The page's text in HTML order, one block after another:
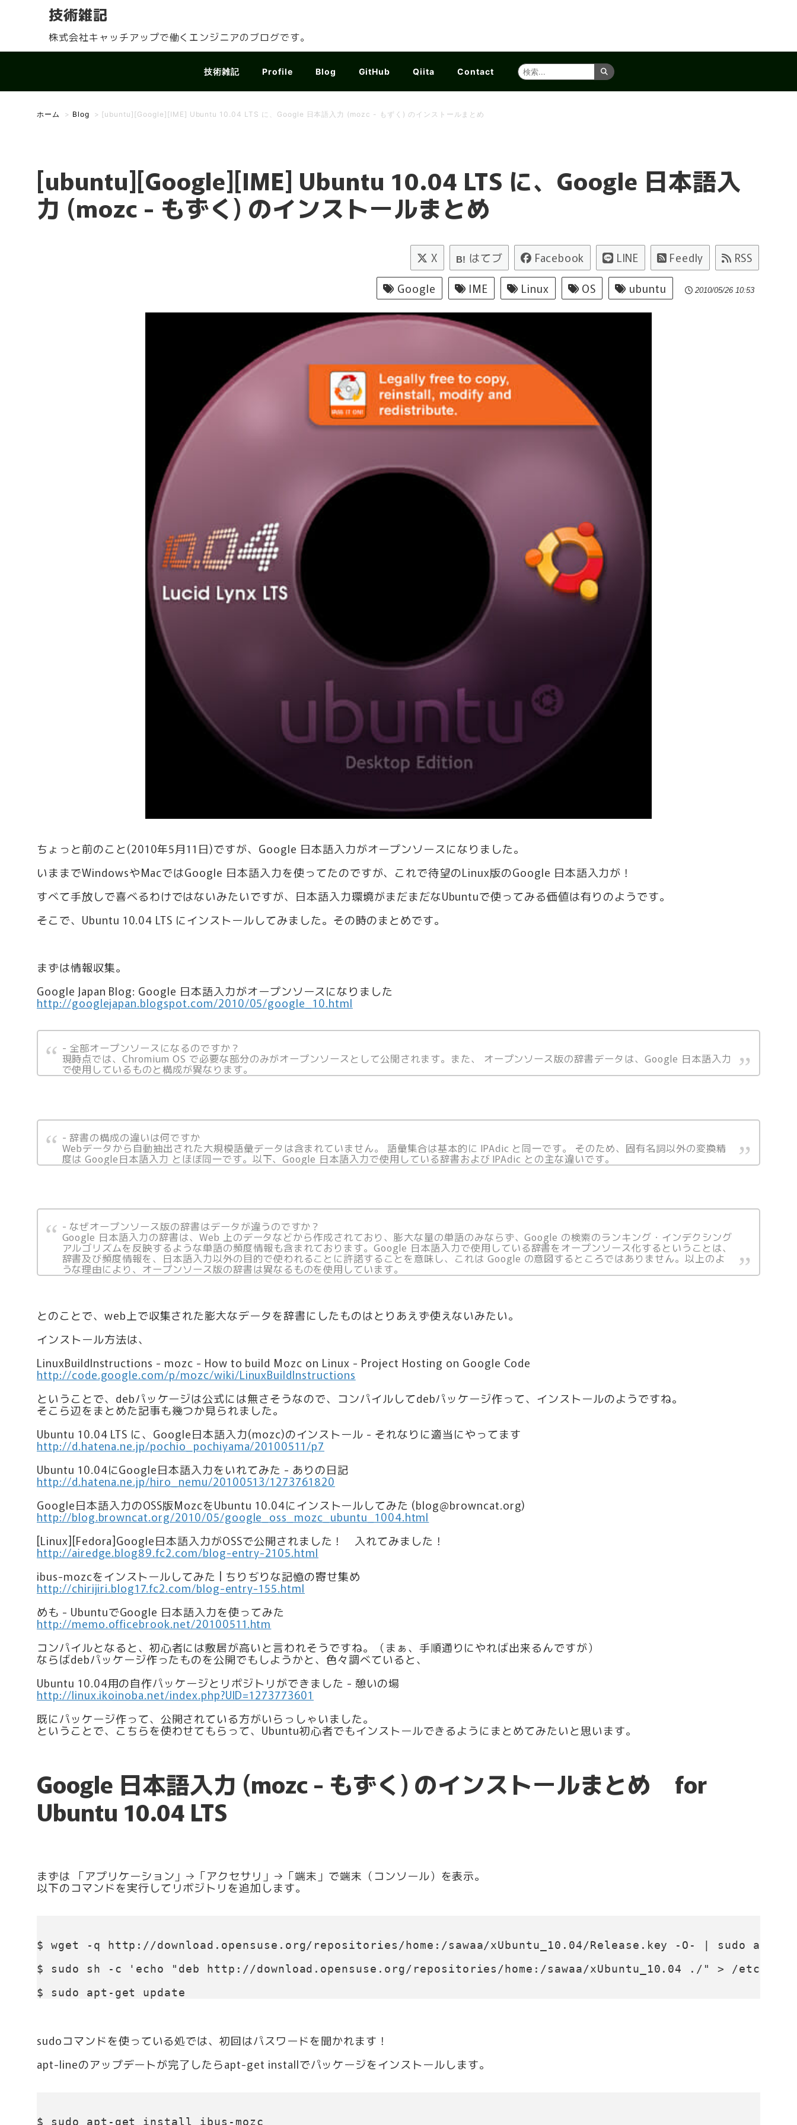
技術雑記
株式会社キャッチアップで働くエンジニアのブログです。
技術雑記 Profile Blog GitHub Qiita Contact
ホーム > Blog > [ubuntu][Google][IME] Ubuntu 10.04 LTS に、Google 日本語入力 (mozc - もずく) のインストールまとめ
[ubuntu][Google][IME] Ubuntu 10.04 LTS に、Google 日本語入
力 (mozc - もずく) のインストールまとめ
X B! はてブ Facebook LINE Feedly
RSS
Google
IME Linux OS ubuntu 2010/05/26 10:53
ちょっと前のこと(2010年5月11日)ですが、Google 日本語入力がオープンソースになりました。
いままでWindowsやMacではGoogle 日本語入力を使ってたのですが、これで待望のLinux版のGoogle 日本語入力が！
すべて手放しで喜べるわけではないみたいですが、日本語入力環境がまだまだなUbuntuで使ってみる価値は有りのようです。
そこで、Ubuntu 10.04 LTS にインストールしてみました。その時のまとめです。
まずは情報収集。
Google Japan Blog: Google 日本語入力がオープンソースになりました
http://googlejapan.blogspot.com/2010/05/google_10.html
- 全部オープンソースになるのですか？
現時点では、Chromium OS で必要な部分のみがオープンソースとして公開されます。また、 オープンソース版の辞書データは、Google 日本語入力
で使用しているものと構成が異なります。
- 辞書の構成の違いは何ですか
Webデータから自動抽出された大規模語彙データは含まれていません。 語彙集合は基本的に IPAdic と同一です。 そのため、固有名詞以外の変換精
度は Google日本語入力 とほぼ同一です。以下、Google 日本語入力で使用している辞書および IPAdic との主な違いです。
- なぜオープンソース版の辞書はデータが違うのですか？
Google 日本語入力の辞書は、Web 上のデータなどから作成されており、膨大な量の単語のみならず、Google の検索のランキング・インデクシング
アルゴリズムを反映するような単語の頻度情報も含まれております。Google 日本語入力で使用している辞書をオープンソース化するということは、
辞書及び頻度情報を、日本語入力以外の目的で使われることに許諾することを意味し、これは Google の意図するところではありません。以上のよ
うな理由により、オープンソース版の辞書は異なるものを使用しています。
とのことで、web上で収集された膨大なデータを辞書にしたものはとりあえず使えないみたい。
インストール方法は、
LinuxBuildInstructions - mozc - How to build Mozc on Linux - Project Hosting on Google Code
http://code.google.com/p/mozc/wiki/LinuxBuildInstructions
ということで、debパッケージは公式には無さそうなので、コンパイルしてdebパッケージ作って、インストールのようですね。
そこら辺をまとめた記事も幾つか見られました。
Ubuntu 10.04 LTS に、Google日本語入力(mozc)のインストール - それなりに適当にやってます
http://d.hatena.ne.jp/pochio_pochiyama/20100511/p7
Ubuntu 10.04にGoogle日本語入力をいれてみた - ありの日記
http://d.hatena.ne.jp/hiro_nemu/20100513/1273761820
Google日本語入力のOSS版MozcをUbuntu 10.04にインストールしてみた (blog@browncat.org)
http://blog.browncat.org/2010/05/google_oss_mozc_ubuntu_1004.html
[Linux][Fedora]Google日本語入力がOSSで公開されました！ 入れてみました！
http://airedge.blog89.fc2.com/blog-entry-2105.html
ibus-mozcをインストールしてみた | ちりぢりな記憶の寄せ集め
http://chirijiri.blog17.fc2.com/blog-entry-155.html
めも - UbuntuでGoogle 日本語入力を使ってみた
http://memo.officebrook.net/20100511.htm
コンパイルとなると、初心者には敷居が高いと言われそうですね。（まぁ、手順通りにやれば出来るんですが）
ならばdebパッケージ作ったものを公開でもしようかと、色々調べていると、
Ubuntu 10.04用の自作パッケージとリポジトリができました - 憩いの場
http://linux.ikoinoba.net/index.php?UID=1273773601
既にパッケージ作って、公開されている方がいらっしゃいました。
ということで、こちらを使わせてもらって、Ubuntu初心者でもインストールできるようにまとめてみたいと思います。
Google 日本語入力 (mozc - もずく) のインストールまとめ for
Ubuntu 10.04 LTS
まずは 「アプリケーション」→「アクセサリ」→「端末」で端末（コンソール）を表示。
以下のコマンドを実行してリポジトリを追加します。
$ wget -q http://download.opensuse.org/repositories/home:/sawaa/xUbuntu_10.04/Release.key -O- | sudo apt-
$ sudo sh -c 'echo "deb http://download.opensuse.org/repositories/home:/sawaa/xUbuntu_10.04 ./" > /etc/
$ sudo apt-get update
sudoコマンドを使っている処では、初回はパスワードを聞かれます！
apt-lineのアップデートが完了したらapt-get installでパッケージをインストールします。
$ sudo apt-get install ibus-mozc